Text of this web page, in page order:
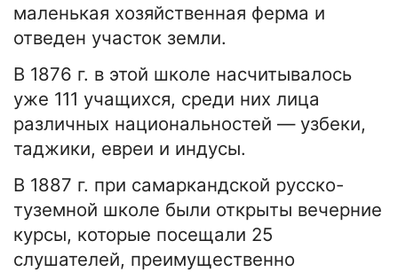
маленькая хозяйственная ферма и
отведен участок земли.
В 1876 г. в этой школе насчитывалось
уже 111 учащихся, среди них лица
различных национальностей — узбеки,
таджики, евреи и индусы.
В 1887 г. при самаркандской русско-
туземной школе были открыты вечерние
курсы, которые посещали 25
слушателей, преимущественно